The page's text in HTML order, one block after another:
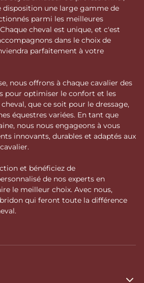
une large gamme de
parmi les meilleures
cheval est unique, et c'est
dans le choix de
parfaitement à votre
nous offrons à chaque cavalier des
pour optimiser le confort et les
que ce soit pour le dressage,
équestres variées. En tant que
nous nous engageons à vous
innovants, durables et adaptés aux
et bénéficiez de
de nos experts en
le meilleur choix. Avec nous,
qui feront toute la différence